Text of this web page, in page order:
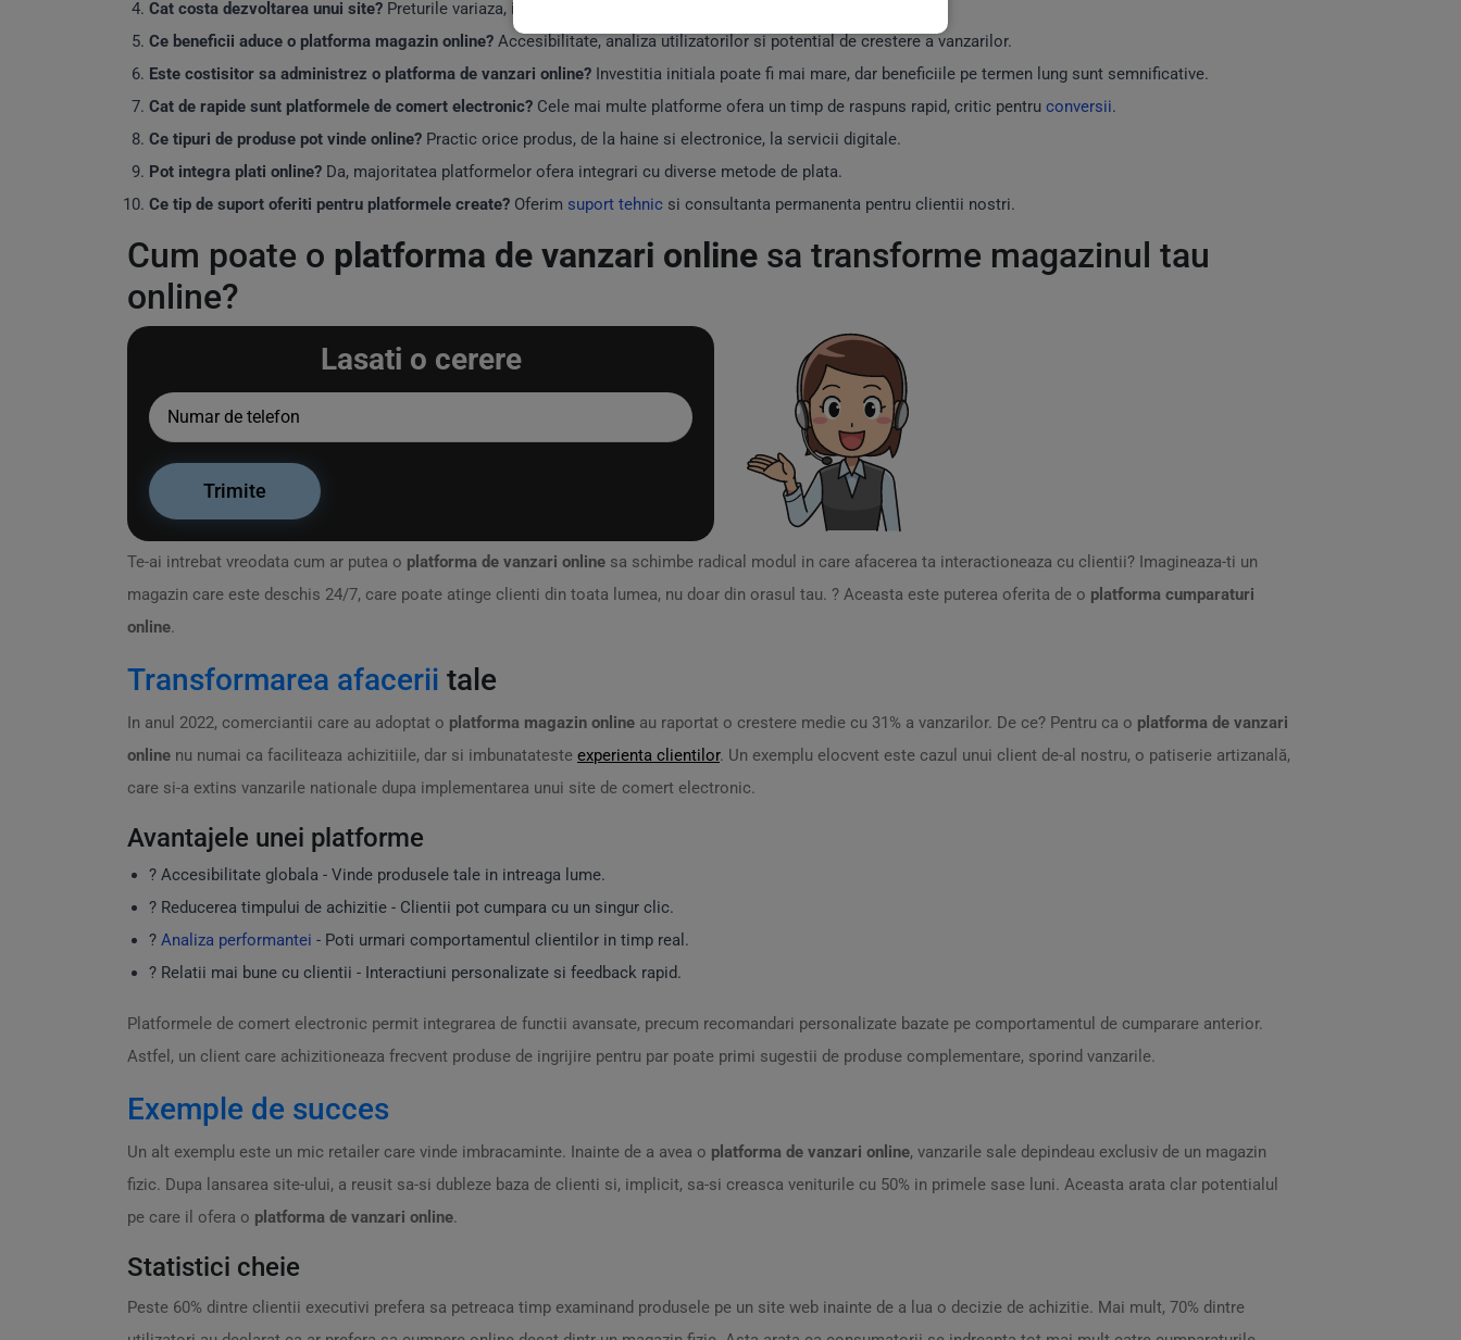
Cat costa dezvoltarea unui site? Preturile variaza, incepand de la 300 EUR pentru cele mai simple site-uri.
Ce beneficii aduce o platforma magazin online? Accesibilitate, analiza utilizatorilor si potential de crestere a vanzarilor.
Este costisitor sa administrez o platforma de vanzari online? Investitia initiala poate fi mai mare, dar beneficiile pe termen lung sunt semnificative.
Cat de rapide sunt platformele de comert electronic? Cele mai multe platforme ofera un timp de raspuns rapid, critic pentru conversii.
Ce tipuri de produse pot vinde online? Practic orice produs, de la haine si electronice, la servicii digitale.
Pot integra plati online? Da, majoritatea platformelor ofera integrari cu diverse metode de plata.
Ce tip de suport oferiti pentru platformele create? Oferim suport tehnic si consultanta permanenta pentru clientii nostri.
Cum poate o platforma de vanzari online sa transforme magazinul tau
online?
Lasati o cerere
Te-ai intrebat vreodata cum ar putea o platforma de vanzari online sa schimbe radical modul in care afacerea ta interactioneaza cu clientii? Imagineaza-ti un
magazin care este deschis 24/7, care poate atinge clienti din toata lumea, nu doar din orasul tau. ? Aceasta este puterea oferita de o platforma cumparaturi
online.
Transformarea afacerii tale
In anul 2022, comerciantii care au adoptat o platforma magazin online au raportat o crestere medie cu 31% a vanzarilor. De ce? Pentru ca o platforma de vanzari
online nu numai ca faciliteaza achizitiile, dar si imbunatateste experienta clientilor. Un exemplu elocvent este cazul unui client de-al nostru, o patiserie artizanală,
care si-a extins vanzarile nationale dupa implementarea unui site de comert electronic.
Avantajele unei platforme
? Accesibilitate globala - Vinde produsele tale in intreaga lume.
? Reducerea timpului de achizitie - Clientii pot cumpara cu un singur clic.
? Analiza performantei - Poti urmari comportamentul clientilor in timp real.
? Relatii mai bune cu clientii - Interactiuni personalizate si feedback rapid.
Platformele de comert electronic permit integrarea de functii avansate, precum recomandari personalizate bazate pe comportamentul de cumparare anterior.
Astfel, un client care achizitioneaza frecvent produse de ingrijire pentru par poate primi sugestii de produse complementare, sporind vanzarile.
Exemple de succes
Un alt exemplu este un mic retailer care vinde imbracaminte. Inainte de a avea o platforma de vanzari online, vanzarile sale depindeau exclusiv de un magazin
fizic. Dupa lansarea site-ului, a reusit sa-si dubleze baza de clienti si, implicit, sa-si creasca veniturile cu 50% in primele sase luni. Aceasta arata clar potentialul
pe care il ofera o platforma de vanzari online.
Statistici cheie
Peste 60% dintre clientii executivi prefera sa petreaca timp examinand produsele pe un site web inainte de a lua o decizie de achizitie. Mai mult, 70% dintre